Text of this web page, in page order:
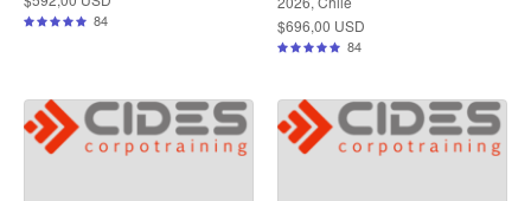
84
$696,00 USD
84